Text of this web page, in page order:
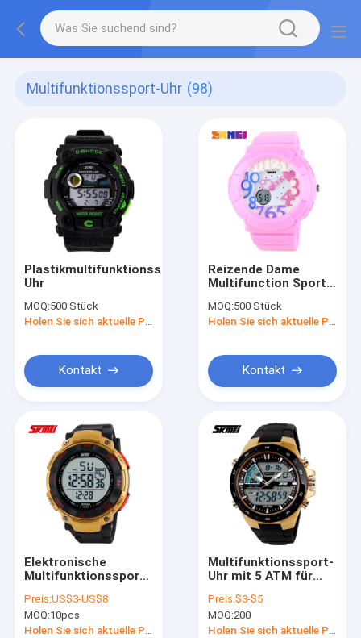
Multifunktionssport-Uhr (98)
Plastikmultifunktionssport-
Uhr
MOQ:500 Stück
Holen Sie sich aktuelle Preis
Kontakt
Reizende Dame
Multifunction Sport
MOQ:500 Stück
Holen Sie sich aktuelle Preis
Kontakt
Elektronische
Multifunktionssport-
Preis:US$3-US$8
MOQ:10pcs
Multifunktionssport-
Uhr mit 5 ATM für
Kleideruhr
Preis:$3-$5
MOQ:200